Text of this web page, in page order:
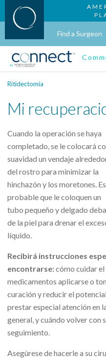
Find a Surgeon
Ritidectomia
Mi
Cuando la operación se haya
completado, se le colocará
suavidad un vendaje
del rostro para minimizar la
hinchazón y los moretones. Es
probable que le coloquen un
tubo pequeño y delgado
de la piel para drenar el
líquido.
Recibirá instrucciones
encontrarse:cómo cuidar
medicamentos aplicarse o
curación y reducir el
prestar especial atención en
general, y cuándo volver con
seguimiento.
Asegúrese de hacerle a su